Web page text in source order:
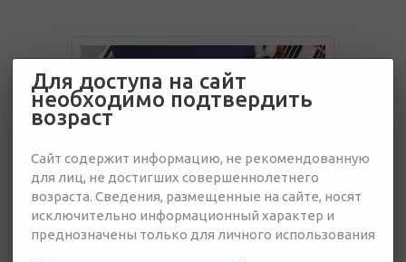
3 октября 2022
Для доступа на сайт
необходимо подтвердить
возраст
Сайт содержит информацию, не рекомендованную
для лиц, не достигших совершеннолетнего
возраста. Сведения, размещенные на сайте, носят
исключительно информационный характер и
преднозначены только для личного использования